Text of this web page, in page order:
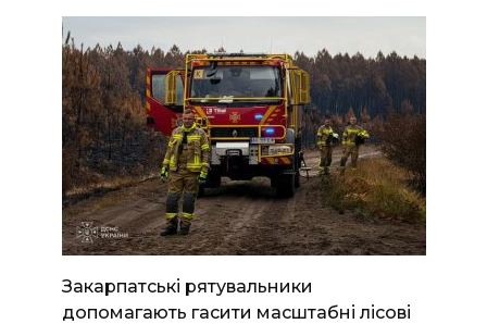
Закарпатські рятувальники
допомагають гасити масштабні лісові